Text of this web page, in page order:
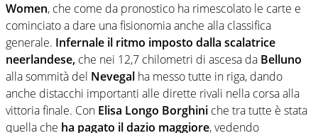
Women, che come da pronostico ha rimescolato le carte e
cominciato a dare una fisionomia anche alla classifica
generale. Infernale il ritmo imposto dalla scalatrice
neerlandese, che nei 12,7 chilometri di ascesa da Belluno
alla sommità del Nevegal ha messo tutte in riga, dando
anche distacchi importanti alle dirette rivali nella corsa alla
vittoria finale. Con Elisa Longo Borghini che tra tutte è stata
quella che ha pagato il dazio maggiore, vedendo